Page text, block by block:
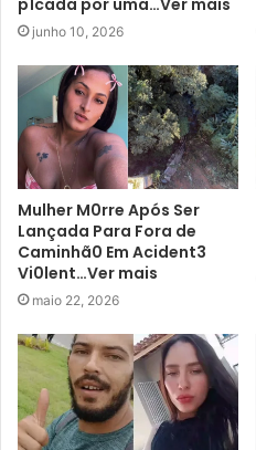
junho 10, 2026
Mulher M0rre Após Ser
Lançada Para Fora de
Caminhã0 Em Acident3
Vi0lent…Ver mais
maio 22, 2026